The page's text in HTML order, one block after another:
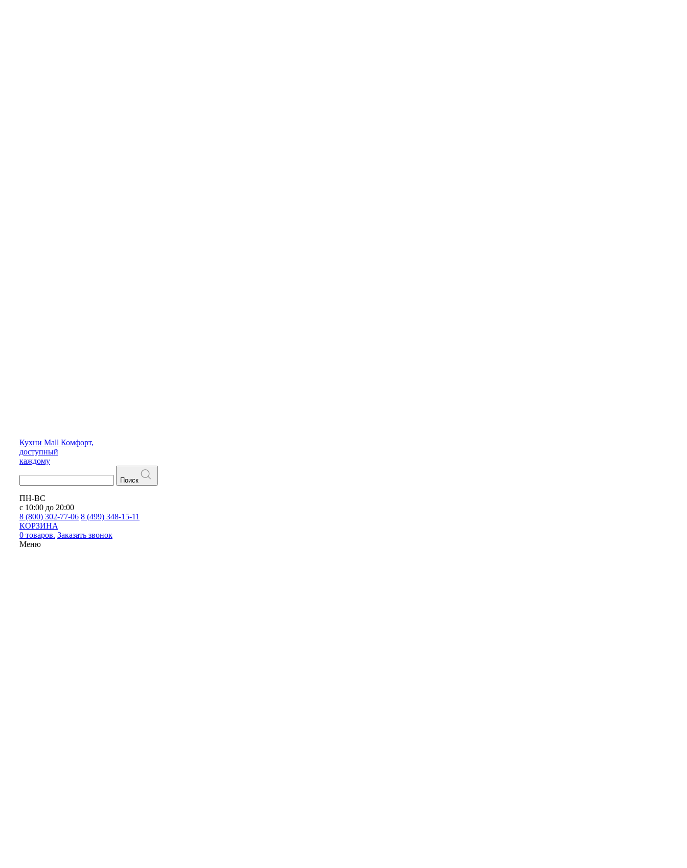
Кухни Mall Комфорт,
доступный
каждому
Поиск
ПН-ВС
с 10:00 до 20:00
8 (800) 302-77-06 8 (499) 348-15-11
КОРЗИНА
0 товаров. Заказать звонок
Меню